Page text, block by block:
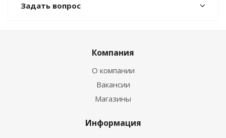
Задать вопрос
Компания
О компании
Вакансии
Магазины
Информация